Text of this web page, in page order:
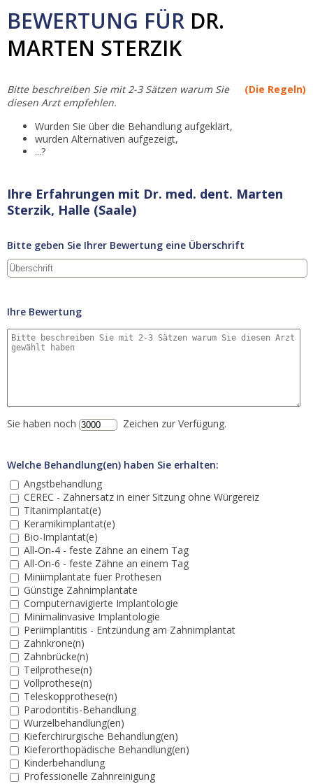
BEWERTUNG FÜR DR.
MARTEN STERZIK
(Die Regeln)
Bitte beschreiben Sie mit 2-3 Sätzen warum Sie
diesen Arzt empfehlen.
Wurden Sie über die Behandlung aufgeklärt,
wurden Alternativen aufgezeigt,
...?
Ihre Erfahrungen mit Dr. med. dent. Marten
Sterzik, Halle (Saale)
Bitte geben Sie Ihrer Bewertung eine Überschrift
Ihre Bewertung
Sie haben noch Zeichen zur Verfügung.
Welche Behandlung(en) haben Sie erhalten:
Angstbehandlung
CEREC - Zahnersatz in einer Sitzung ohne Würgereiz
Titanimplantat(e)
Keramikimplantat(e)
Bio-Implantat(e)
All-On-4 - feste Zähne an einem Tag
All-On-6 - feste Zähne an einem Tag
Miniimplantate fuer Prothesen
Günstige Zahnimplantate
Computernavigierte Implantologie
Minimalinvasive Implantologie
Periimplantitis - Entzündung am Zahnimplantat
Zahnkrone(n)
Zahnbrücke(n)
Teilprothese(n)
Vollprothese(n)
Teleskopprothese(n)
Parodontitis-Behandlung
Wurzelbehandlung(en)
Kieferchirurgische Behandlung(en)
Kieferorthopädische Behandlung(en)
Kinderbehandlung
Professionelle Zahnreinigung